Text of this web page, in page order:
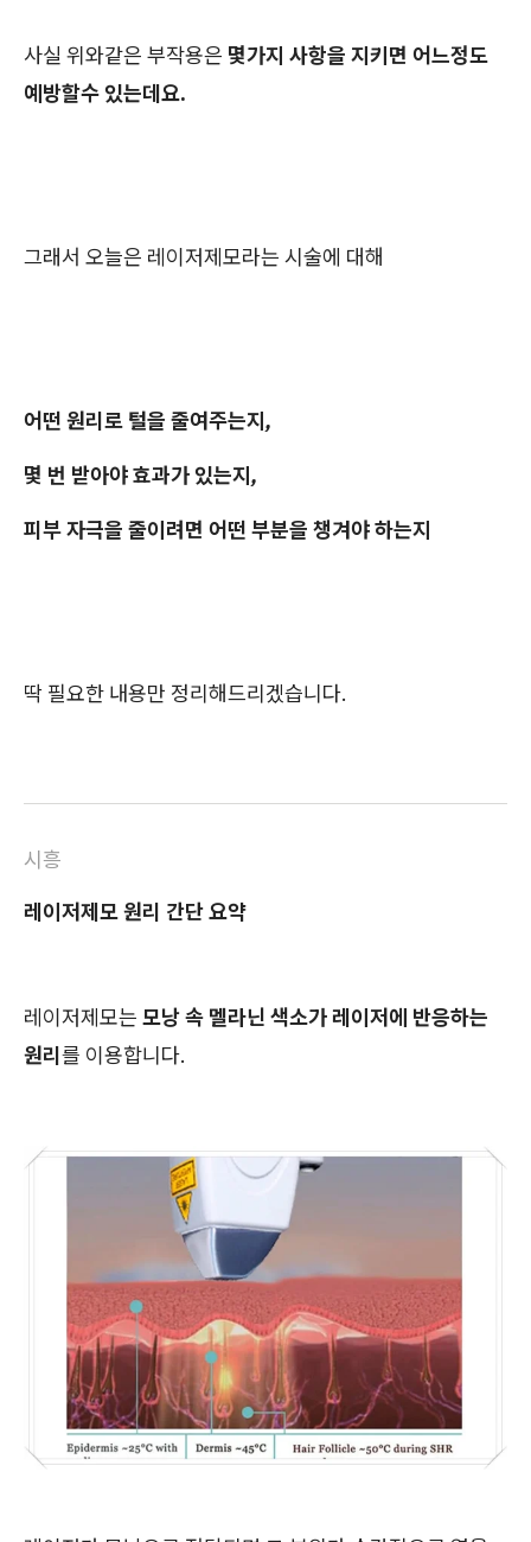
사실 위와같은 부작용은 몇가지 사항을 지키면 어느정도
예방할수 있는데요.
그래서 오늘은 레이저제모라는 시술에 대해
어떤 원리로 털을 줄여주는지,
몇 번 받아야 효과가 있는지,
피부 자극을 줄이려면 어떤 부분을 챙겨야 하는지
딱 필요한 내용만 정리해드리겠습니다.
시흥
레이저제모 원리 간단 요약
레이저제모는 모낭 속 멜라닌 색소가 레이저에 반응하는
원리를 이용합니다.